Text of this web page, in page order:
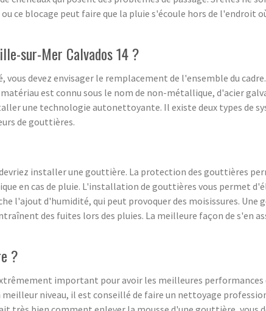
ce blocage peut faire que la pluie s'écoule hors de l'endroit
sur-Mer Calvados 14 ?
devez envisager le remplacement de l'ensemble du
est connu sous le nom de non-métallique, d'acier
une technologie autonettoyante. Il existe deux types de
de gouttières.
installer une gouttière. La protection des gouttières
en cas de pluie. L'installation de gouttières vous permet
l'ajout d'humidité, qui peut provoquer des moisissures.
des fuites lors des pluies. La meilleure façon de s'en
?
important pour avoir les meilleures performances
niveau, il est conseillé de faire un nettoyage